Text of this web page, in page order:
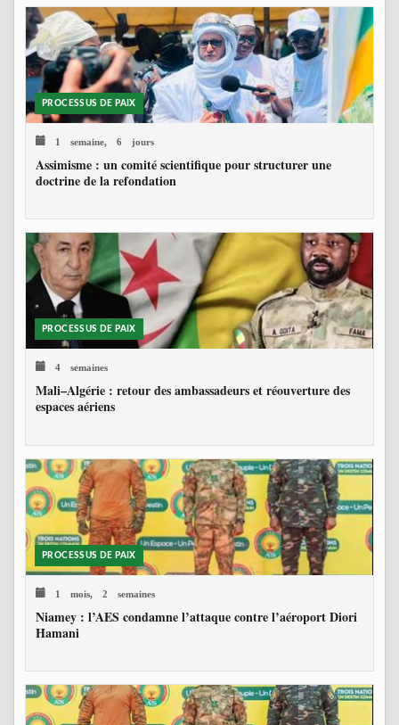
PROCESSUS DE PAIX
1 semaine, 6 jours
Assimisme : un comité scientifique pour structurer une
doctrine de la refondation
PROCESSUS DE PAIX
4 semaines
Mali–Algérie : retour des ambassadeurs et réouverture des
espaces aériens
PROCESSUS DE PAIX
1 mois, 2 semaines
Niamey : l’AES condamne l’attaque contre l’aéroport Diori
Hamani